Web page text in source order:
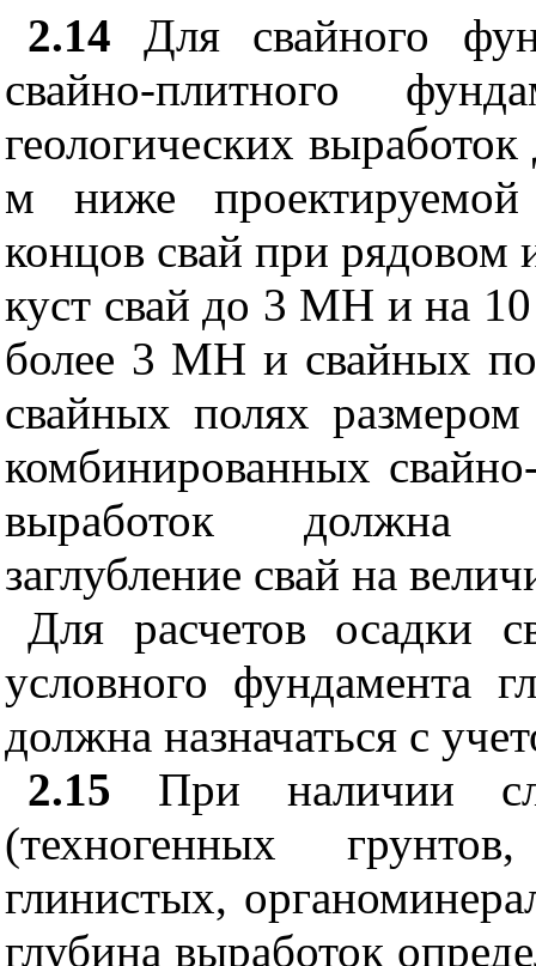
2.14 Для свайного
свайно-плитного
геологических
м ниже
концов свай при рядовом
куст свай до 3 МН и на
более 3 МН и свайных
свайных полях
комбинированных
выработок должна
заглубление свай на
Для расчетов осадки
условного фундамента
должна назначаться с
2.15 При наличии
(техногенных
глинистых,
глубина выработок